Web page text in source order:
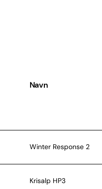
Navn
Winter Response 2
Krisalp HP3